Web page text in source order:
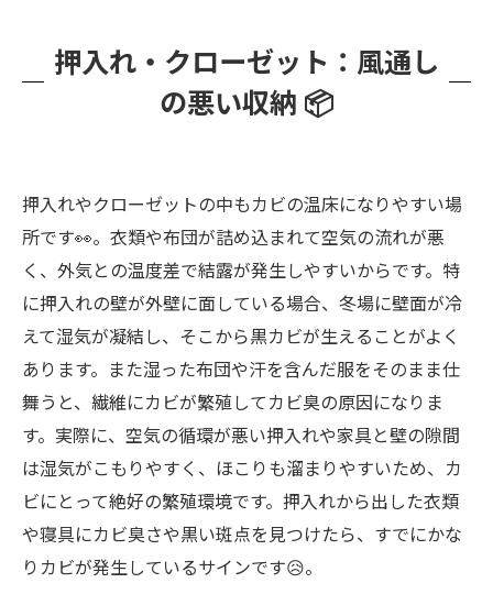
押入れ・クローゼット：風通し
の悪い収納 📦
押入れやクローゼットの中もカビの温床になりやすい場
所です👀。衣類や布団が詰め込まれて空気の流れが悪
く、外気との温度差で結露が発生しやすいからです。特
に押入れの壁が外壁に面している場合、冬場に壁面が冷
えて湿気が凝結し、そこから黒カビが生えることがよく
あります。また湿った布団や汗を含んだ服をそのまま仕
舞うと、繊維にカビが繁殖してカビ臭の原因になりま
す。実際に、空気の循環が悪い押入れや家具と壁の隙間
は湿気がこもりやすく、ほこりも溜まりやすいため、カ
ビにとって絶好の繁殖環境です。押入れから出した衣類
や寝具にカビ臭さや黒い斑点を見つけたら、すでにかな
りカビが発生しているサインです😥。